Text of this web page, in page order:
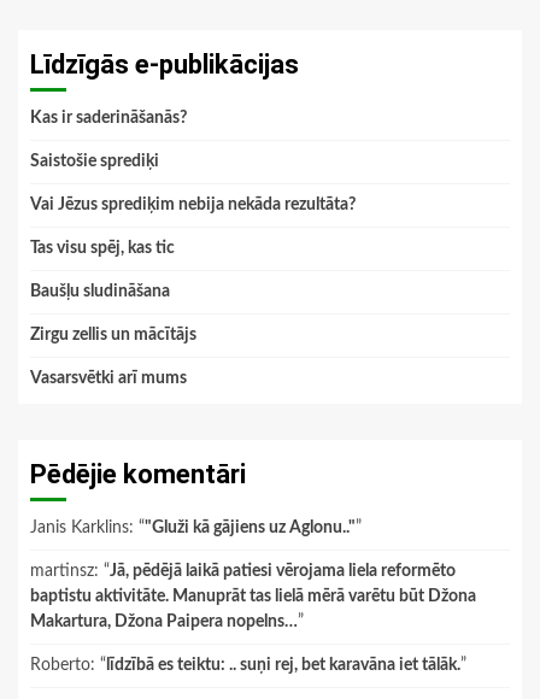
Līdzīgās e-publikācijas
Kas ir saderināšanās?
Saistošie sprediķi
Vai Jēzus sprediķim nebija nekāda rezultāta?
Tas visu spēj, kas tic
Baušļu sludināšana
Zirgu zellis un mācītājs
Vasarsvētki arī mums
Pēdējie komentāri
Janis Karklins: “"Gluži kā gājiens uz Aglonu.."”
martinsz: “Jā, pēdējā laikā patiesi vērojama liela reformēto
baptistu aktivitāte. Manuprāt tas lielā mērā varētu būt Džona
Makartura, Džona Paipera nopelns…”
Roberto: “ līdzībā es teiktu: .. suņi rej, bet karavāna iet tālāk.”